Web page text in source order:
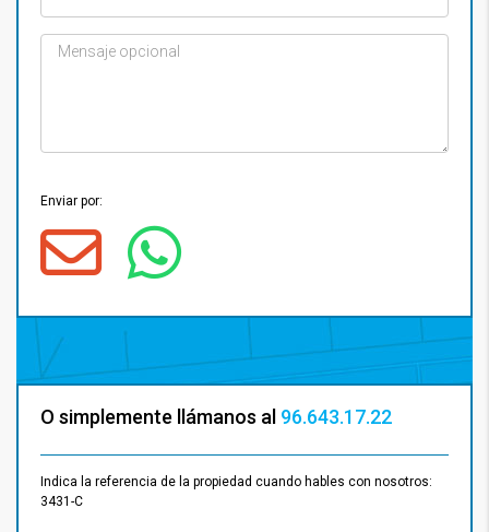
Enviar por:
O simplemente llámanos al 96.643.17.22
Indica la referencia de la propiedad cuando hables con nosotros:
3431-C